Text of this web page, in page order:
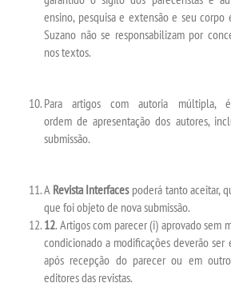
OUVIDORIA
ensino, pesquisa e extensão e seu
Suzano não se responsabilizam por
nos textos.
Para artigos com autoria múltipla,
ordem de apresentação dos autores,
submissão.
A Revista Interfaces poderá tanto aceitar,
que foi objeto de nova submissão.
12. Artigos com parecer (i) aprovado sem
condicionado a modificações deverão ser
após recepção do parecer ou em
editores das revistas.